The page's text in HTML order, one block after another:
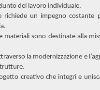
del lavoro individuale.
richiede un impegno
materiali sono destinate alla
la modernizzazione e
creativo che integri e